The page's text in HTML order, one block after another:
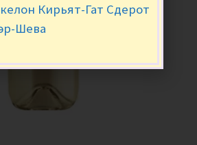
Кирьят-Гат Сдерот
Шева